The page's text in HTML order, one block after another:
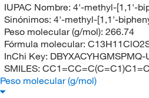
IUPAC Nombre: 4'-methyl-[1,1'-
Sinónimos: 4'-methyl-[1,1'-
Peso molecular (g/mol): 266.74
Fórmula molecular:
InChi Key: DBYXACYHGMSPMQ-
SMILES:
Peso molecular (g/mol)